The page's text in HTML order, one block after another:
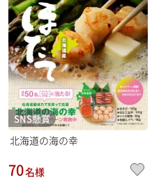
SNS懸賞
北海道の海の幸
70名様